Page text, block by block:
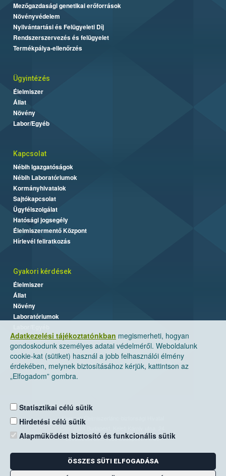
Adatkezelési tájékoztatónkban megismerheti, hogyan
gondoskodunk személyes adatai védelméről. Weboldalunk
cookie-kat (sütiket) használ a jobb felhasználói élmény
érdekében, melynek biztosításához kérjük, kattintson az
„Elfogadom” gombra.
Statisztikai célú sütik
Hirdetési célú sütik
Alapműködést biztosító és funkcionális sütik
ÖSSZES SÜTI ELFOGADÁSA
Mezőgazdasági genetikai erőforrások
Növényvédelem
Nyilvántartási és Felügyeleti Díj
Rendszerszervezés és felügyelet
Termékpálya-ellenőrzés
Ügyintézés
Élelmiszer
Állat
Növény
Labor/Egyéb
Kapcsolat
Nébih Igazgatóságok
Nébih Laboratóriumok
Kormányhivatalok
Sajtókapcsolat
Ügyfélszolgálat
Hatósági jogsegély
Élelmiszermentő Központ
Hírlevél feliratkozás
Gyakori kérdések
Élelmiszer
Állat
Növény
Laboratóriumok
Nemzeti Élelmiszerlánc-biztonsági Hivatal
Levelezési cím: 1525 Budapest. Pf. 30.
E-mail:ugyfelszolgalat@nebih.gov.hu